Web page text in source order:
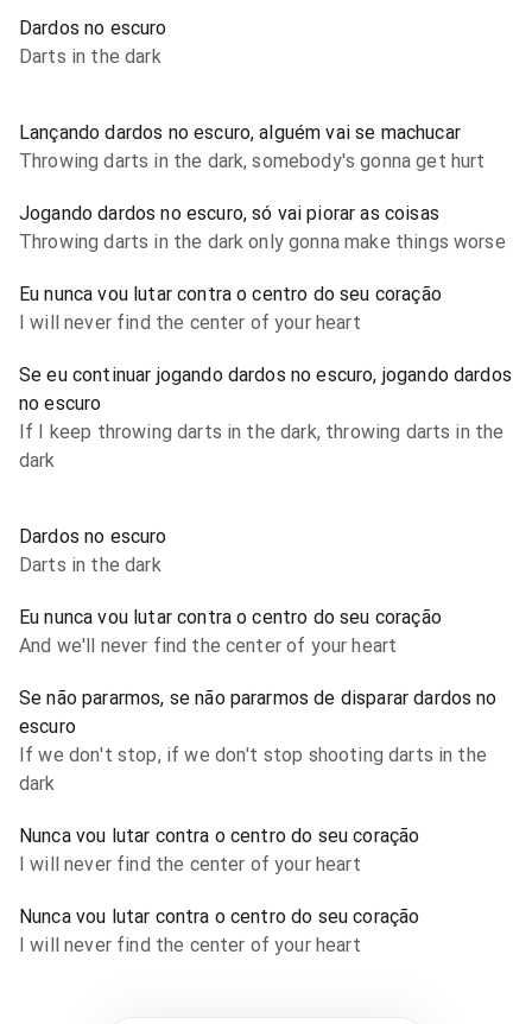
Dardos no escuro
Darts in the dark
Lançando dardos no escuro, alguém vai se machucar
Throwing darts in the dark, somebody's gonna get hurt
Jogando dardos no escuro, só vai piorar as coisas
Throwing darts in the dark only gonna make things worse
Eu nunca vou lutar contra o centro do seu coração
I will never find the center of your heart
Se eu continuar jogando dardos no escuro, jogando dardos
no escuro
If I keep throwing darts in the dark, throwing darts in the
dark
Dardos no escuro
Darts in the dark
Eu nunca vou lutar contra o centro do seu coração
And we'll never find the center of your heart
Se não pararmos, se não pararmos de disparar dardos no
escuro
If we don't stop, if we don't stop shooting darts in the
dark
Nunca vou lutar contra o centro do seu coração
I will never find the center of your heart
Nunca vou lutar contra o centro do seu coração
I will never find the center of your heart